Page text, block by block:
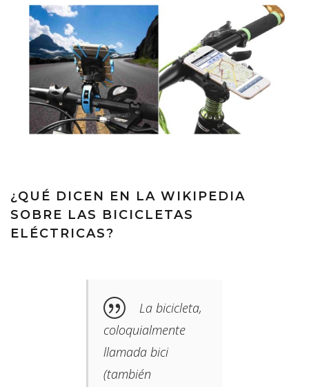
¿QUÉ DICEN EN LA WIKIPEDIA
SOBRE LAS BICICLETAS
ELÉCTRICAS?
La bicicleta,
coloquialmente
llamada bici​
(también